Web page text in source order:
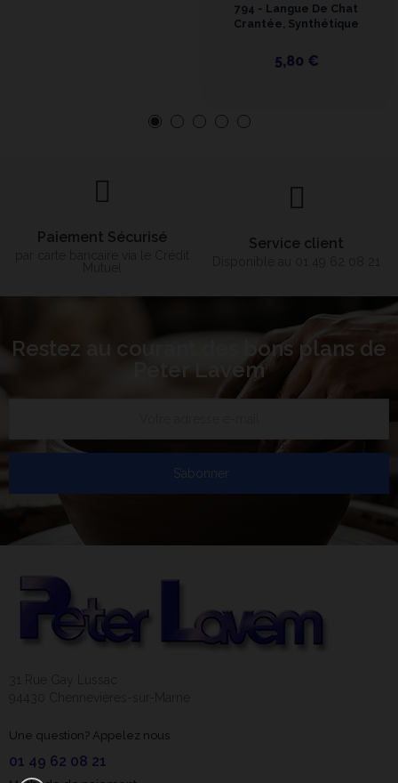
794 - Langue De Chat
Crantée, Synthétique
5,80 €
Paiement Sécurisé Service client
Restez au courant des bons plans de
Peter Lavem
S’abonner
Une question? Appelez nous
01 49 62 08 21